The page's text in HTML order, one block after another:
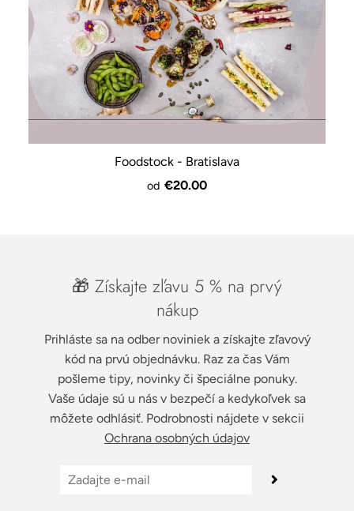
Foodstock - Bratislava
od €20.00
🎁 Získajte zľavu 5 % na prvý
nákup
Prihláste sa na odber noviniek a získajte zľavový
kód na prvú objednávku. Raz za čas Vám
pošleme tipy, novinky či špeciálne ponuky.
Vaše údaje sú u nás v bezpečí a kedykoľvek sa
môžete odhlásiť. Podrobnosti nájdete v sekcii
Ochrana osobných údajov